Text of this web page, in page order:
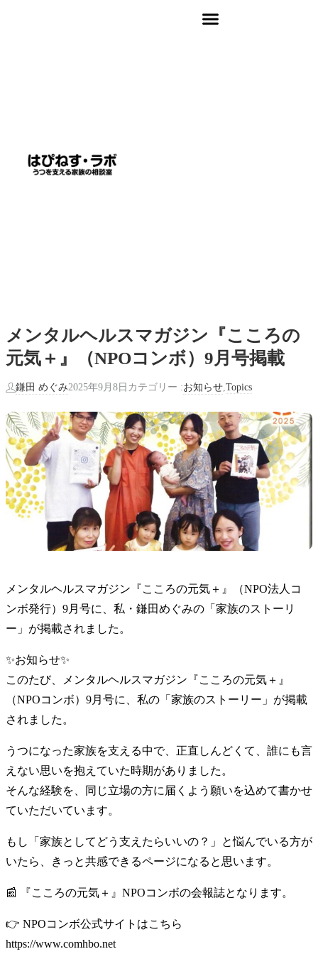
メンタルヘルスマガジン『こころの
元気＋』（NPOコンボ）9月号掲載
鎌田 めぐみ2025年9月8日 カテゴリー :お知らせ,Topics
メンタルヘルスマガジン『こころの元気＋』（NPO法人コ
ンボ発行）9月号に、私・鎌田めぐみの「家族のストーリ
ー」が掲載されました。
✨お知らせ✨
このたび、メンタルヘルスマガジン『こころの元気＋』
（NPOコンボ）9月号に、私の「家族のストーリー」が掲載
されました。
うつになった家族を支える中で、正直しんどくて、誰にも言
えない思いを抱えていた時期がありました。
そんな経験を、同じ立場の方に届くよう願いを込めて書かせ
ていただいています。
もし「家族としてどう支えたらいいの？」と悩んでいる方が
いたら、きっと共感できるページになると思います。
📰 『こころの元気＋』NPOコンボの会報誌となります。
👉 NPOコンボ公式サイトはこちら
https://www.comhbo.net